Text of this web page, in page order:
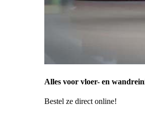
Alles voor vloer- en
Bestel ze direct online!